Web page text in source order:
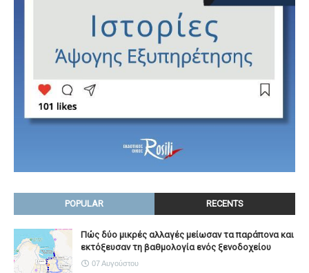
POPULAR RECENTS
Πώς δύο μικρές αλλαγές μείωσαν τα παράπονα και
εκτόξευσαν τη βαθμολογία ενός ξενοδοχείου
07 Αυγούστου